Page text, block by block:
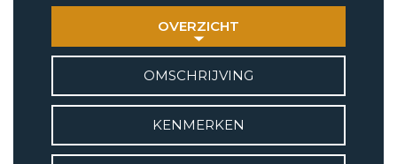
info@vetebe.nl
BEL VETEBE
E-MAIL VETEBE
VETEBE INSTAGRAM
OVERZICHT
OMSCHRIJVING
KENMERKEN